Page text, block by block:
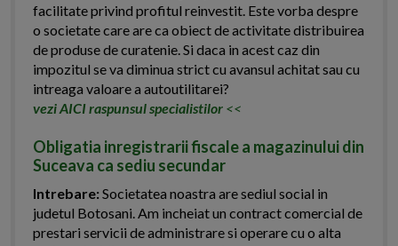
facilitate privind profitul reinvestit. Este vorba despre
o societate care are ca obiect de activitate distribuirea
de produse de curatenie. Si daca in acest caz din
impozitul se va diminua strict cu avansul achitat sau cu
intreaga valoare a autoutilitarei?
vezi AICI raspunsul specialistilor <<
Obligatia inregistrarii fiscale a magazinului din
Suceava ca sediu secundar
Intrebare:Societatea noastra are sediul social in
judetul Botosani. Am incheiat un contract comercial de
prestari servicii de administrare si operare cu o alta